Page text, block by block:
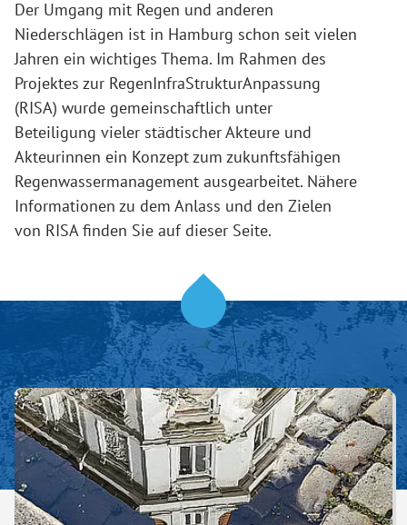
Der Umgang mit Regen und anderen
Niederschlägen ist in Hamburg schon seit vielen
Jahren ein wichtiges Thema. Im Rahmen des
Projektes zur RegenInfraStrukturAnpassung
(RISA) wurde gemeinschaftlich unter
Beteiligung vieler städtischer Akteure und
Akteurinnen ein Konzept zum zukunftsfähigen
Regenwassermanagement ausgearbeitet. Nähere
Informationen zu dem Anlass und den Zielen
von RISA finden Sie auf dieser Seite.